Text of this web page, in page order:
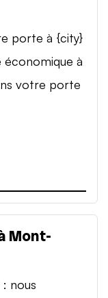
porte à {city}
économique à
votre porte
Mont-
nous